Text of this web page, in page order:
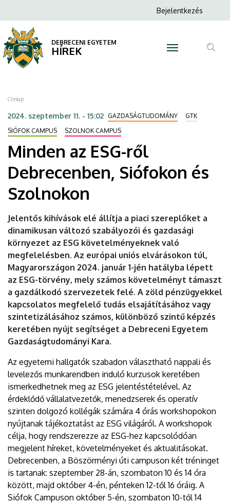
az
ESG-
ről
Debrecenben,
Siófokon
és
Szolnokon
DEBRECENI
EGYETEM
a
tartalomra
Anonim
menüje
Bejelentkezés
DEBRECENI EGYETEM
HÍREK
Morzsa
Címlap
2024. szeptember 11. - 15:02 GAZDASÁGTUDOMÁNY
GTK
SIÓFOK CAMPUS
SZOLNOK CAMPUS
Minden az ESG-ről
Debrecenben, Siófokon és
Szolnokon
Jelentős kihívások elé állítja a piaci szereplőket a
dinamikusan változó szabályozói és gazdasági
környezet az ESG követelményeknek való
megfelelésben. Az európai uniós elvárásokon túl,
Magyarországon 2024. január 1-jén hatályba lépett
az ESG-törvény, mely számos követelményt támaszt
a gazdálkodó szervezetek felé. A zöld pénzügyekkel
kapcsolatos megfelelő tudás elsajátításához vagy
szintetizálásához számos, különböző szintű képzés
keretében nyújt segítséget a Debreceni Egyetem
Gazdaságtudományi Kara.
Az egyetemi hallgatók szabadon választható nappali és
levelezős munkarendben induló kurzusok keretében
ismerkedhetnek meg az ESG jelentéstételével. Az
érdeklődő vállalatvezetők, menedzserek és operatív
szinten dolgozó kollégák számára 4 órás workshopokon
nyújtanak tájékoztatást az ESG világáról. A workshopok
célja, hogy rendszerezze az ESG-hez kapcsolódóan
megjelent híreket, követelményeket és aktualitásokat.
Debrecenben, a Böszörményi úti campuson két tréninget
is tartanak: szeptember 28-án, szombaton 10 és 14 óra
között, majd október 4-én, pénteken 12-től 16 óráig. A
Siófok Campuson október 5-én, szombaton 10-től 14